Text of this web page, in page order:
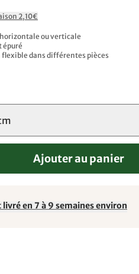
2,10€
ou verticale
épuré
dans différentes pièces
Ajouter au panier
livré en 7 à 9 semaines environ